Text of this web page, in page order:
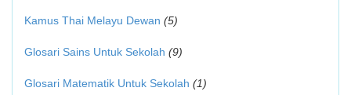
Kamus Thai Melayu Dewan (5)
Glosari Sains Untuk Sekolah (9)
Glosari Matematik Untuk Sekolah (1)